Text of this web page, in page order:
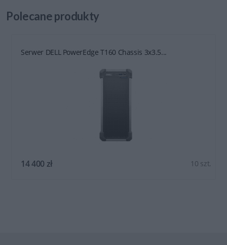
Polecaneprodukty
Serwer DELL PowerEdge T160 Chassis 3x3.5...
14 400 zł 10 szt.